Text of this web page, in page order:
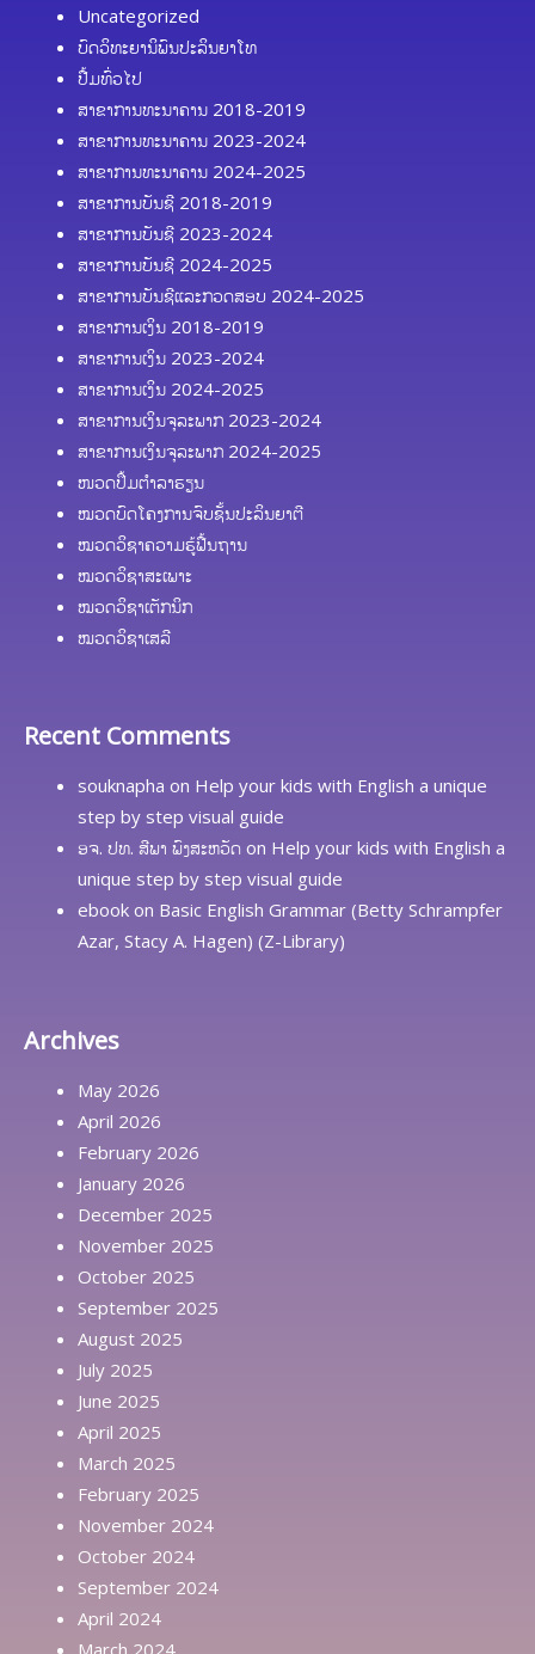
Uncategorized
ບົດວິທະຍານິພົນປະລິນຍາໂທ
ປື້ມທົ່ວໄປ
ສາຂາການທະນາຄານ 2018-2019
ສາຂາການທະນາຄານ 2023-2024
ສາຂາການທະນາຄານ 2024-2025
ສາຂາການບັນຊີ 2018-2019
ສາຂາການບັນຊີ 2023-2024
ສາຂາການບັນຊີ 2024-2025
ສາຂາການບັນຊີແລະກວດສອບ 2024-2025
ສາຂາການເງິນ 2018-2019
ສາຂາການເງິນ 2023-2024
ສາຂາການເງິນ 2024-2025
ສາຂາການເງິນຈຸລະພາກ 2023-2024
ສາຂາການເງິນຈຸລະພາກ 2024-2025
ໜວດປຶ້ມຕຳລາຮຽນ
ໝວດບົດໂຄງການຈົບຊັ້ນປະລິນຍາຕີ
ໝວດວິຊາຄວາມຮູ້ຟື້ນຖານ
ໝວດວິຊາສະເພາະ
ໝວດວິຊາເຕັກນິກ
ໝວດວິຊາເສລີ
Recent Comments
souknapha on Help your kids with English a unique
step by step visual guide
ອຈ. ປທ. ສີພາ ພົງສະຫວັດ on Help your kids with English a
unique step by step visual guide
ebook on Basic English Grammar (Betty Schrampfer
Azar, Stacy A. Hagen) (Z-Library)
Archives
May 2026
April 2026
February 2026
January 2026
December 2025
November 2025
October 2025
September 2025
August 2025
July 2025
June 2025
April 2025
March 2025
February 2025
November 2024
October 2024
September 2024
April 2024
March 2024